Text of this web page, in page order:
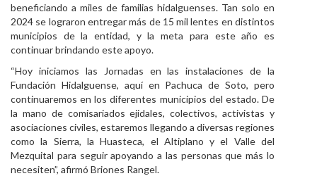
beneficiando a miles de familias hidalguenses. Tan solo en
2024 se lograron entregar más de 15 mil lentes en distintos
municipios de la entidad, y la meta para este año es
continuar brindando este apoyo.
“Hoy iniciamos las Jornadas en las instalaciones de la
Fundación Hidalguense, aquí en Pachuca de Soto, pero
continuaremos en los diferentes municipios del estado. De
la mano de comisariados ejidales, colectivos, activistas y
asociaciones civiles, estaremos llegando a diversas regiones
como la Sierra, la Huasteca, el Altiplano y el Valle del
Mezquital para seguir apoyando a las personas que más lo
necesiten”, afirmó Briones Rangel.